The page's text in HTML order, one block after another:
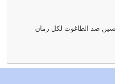
الدين الذي شرعه الله للناس في
ضد الطاغوت لكل زمان